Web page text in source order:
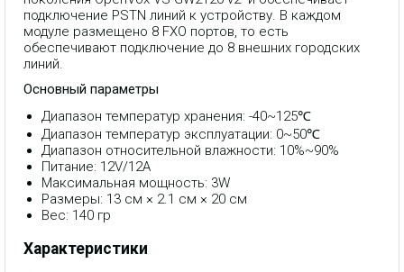
подключение PSTN линий к устройству. В каждом
модуле размещено 8 FXO портов, то есть
обеспечивают подключение до 8 внешних городских
линий.
Основный параметры
Диапазон температур хранения: -40~125℃
Диапазон температур эксплуатации: 0~50℃
Диапазон относительной влажности: 10%~90%
Питание: 12V/12A
Максимальная мощность: 3W
Размеры: 13 см × 2.1 см × 20 см
Вес: 140 гр
Характеристики